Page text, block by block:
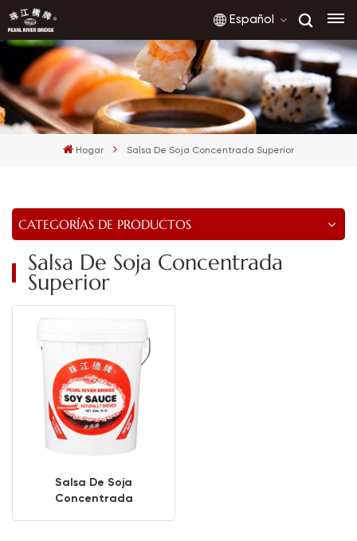
Español
English
français
Hogar Salsa De Soja Concentrada Superior
CATEGORÍAS DE PRODUCTOS
Salsa De Soja Concentrada
Superior
Salsa De Soja
Concentrada